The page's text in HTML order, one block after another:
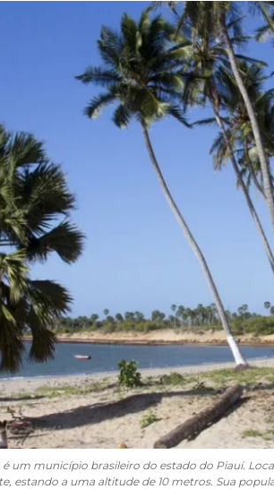
é um município brasileiro do estado do Piauí.
estando a uma altitude de 10 metros. Sua